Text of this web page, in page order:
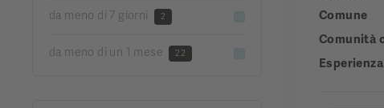
da meno di 7 giorni 2
da meno di un 1 mese 22
Comune
Comunità
Esperienza